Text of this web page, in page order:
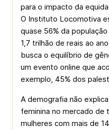
para o impacto da
O Instituto Locomotiva
quase 56% da
1,7 trilhão de reais ao
busca o equilíbrio de
um evento online que
exemplo, 45% dos
A demografia não
feminina no mercado de
mulheres com mais de